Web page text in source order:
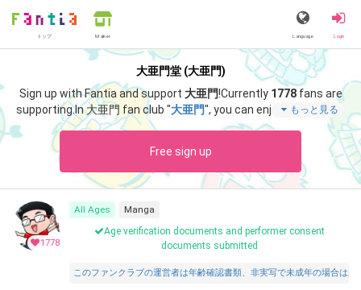
トップ Market Language Login
大亜門堂 (大亜門)
Sign up with Fantia and support 大亜門!Currently 1778fans are
supporting.In 大亜門 fan club "大亜門", you can enjoy special con
tent such as "
【キャラクター図鑑】阿久津宏海
もっと見る
Free sign up
1778
All Ages
Manga
Age verification documents and performer consent
documents submitted
このファンクラブの運営者は年齢確認書類、非実写で未成年の場合は